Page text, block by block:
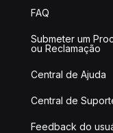
FAQ
Submeter um
ou Reclamação
Central de Ajuda
Central de
Feedback do